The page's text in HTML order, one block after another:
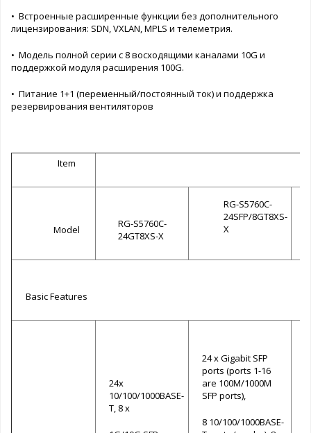
• Встроенные расширенные функции без дополнительного
лицензирования: SDN, VXLAN, MPLS и телеметрия.
• Модель полной серии с 8 восходящими каналами 10G и
поддержкой модуля расширения 100G.
• Питание 1+1 (переменный/постоянный ток) и поддержка
резервирования вентиляторов
Item
Model
RG-S5760C-
24GT8XS-X
RG-S5760C-
24SFP/8GT8XS-
X
Basic Features
24x
10/100/1000BASE-
T, 8 x
24 x Gigabit SFP
ports (ports 1-16
are 100M/1000M
SFP ports),
8 10/100/1000BASE-